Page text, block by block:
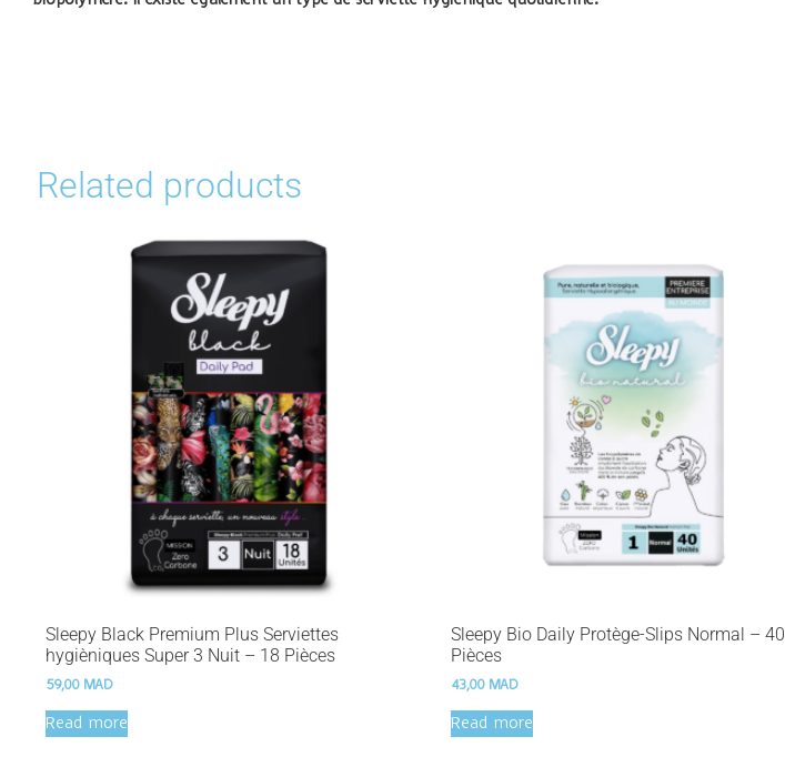
Related products
Sleepy Black Premium Plus Serviettes
hygièniques Super 3 Nuit – 18 Pièces
59,00 MAD
Read more
Sleepy Bio Daily Protège-Slips Normal – 40
Pièces
43,00 MAD
Read more